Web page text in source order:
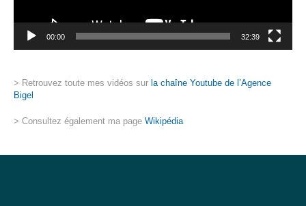
00:00 32:39
> Retrouvez toute mes vidéos sur la chaîne Youtube de l’Agence
Bigel
> Consultez également ma page Wikipédia